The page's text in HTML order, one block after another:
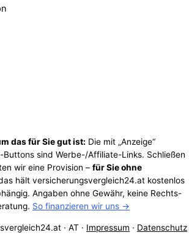
das für Sie gut ist: Die mit „Anzeige“
Buttons sind Werbe-/Affiliate-Links. Schließen
wir eine Provision – für Sie ohne
hält versicherungsvergleich24.at kostenlos
Angaben ohne Gewähr, keine Rechts-
So finanzieren wir uns →
· AT · Impressum · Datenschutz